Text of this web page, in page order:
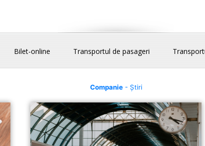
Bilet-online Transportul de pasageri
Companie- Știri